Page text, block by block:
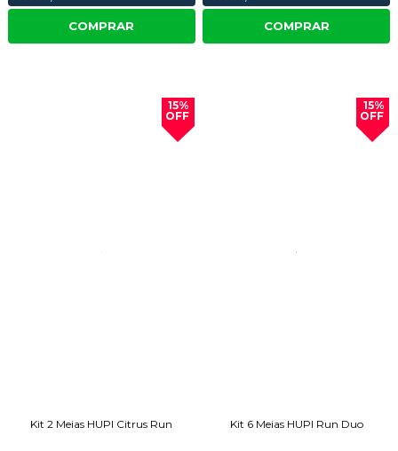
COMPRAR COMPRAR
15%
OFF
Kit 2 Meias HUPI Citrus Run
15%
OFF
Kit 6 Meias HUPI Run Duo